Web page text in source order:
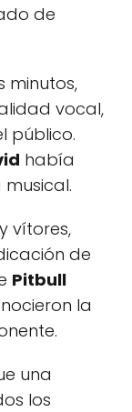
de
minutos,
vocal,
público.
había
vítores,
de
Pitbull
la
una
los